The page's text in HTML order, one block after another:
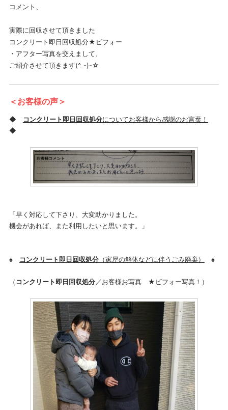
コメント、
実際に回収させて頂きました
コンクリート即日回収処分★ビフォー
・アフター写真を交えまして、
ご紹介させて頂きます(^_-)-☆
＜お客様の声＞
◆ コンクリート即日回収処分についてお客様から感謝のお言葉！
◆
「早く対応して下さり、大変助かりました。
機会があれば、また利用したいと思います。」
♠ コンクリート即日回収処分（家屋の解体などに伴うごみ廃棄） ♠
（ コンクリート即日回収処分／お客様お写真 ★ビフォー写真！）